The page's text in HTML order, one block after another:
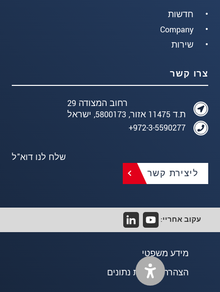
חדשות
Company
שירות
צרו קשר
רחוב המצודה 29
ת.ד 11475 אזור, 5800173, ישראל
972-3-5590277+
שלח לנו דוא"ל
ליצירת קשר
עקוב אחריי:
מידע משפטי
הצהרת פרטיות נתונים